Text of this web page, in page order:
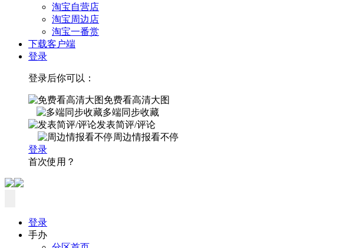
淘宝自营店
淘宝周边店
淘宝一番赏
下载客户端
登录
登录后你可以：
免费看高清大图
多端同步收藏
发表简评/评论
周边情报看不停
登录
首次使用？
登录
手办